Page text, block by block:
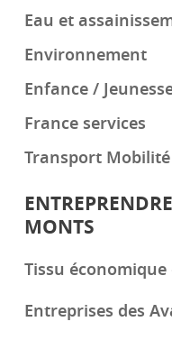
Eau et
Environnement
Enfance /
France services
Transport Mobilité
MONTS
Tissu
Entreprises des